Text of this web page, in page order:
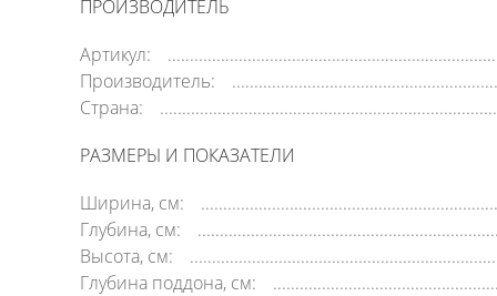
ПРОИЗВОДИТЕЛЬ
Артикул:
Производитель:
Страна:
РАЗМЕРЫ И ПОКАЗАТЕЛИ
Ширина, см:
Глубина, см:
Высота, см:
Глубина поддона, см: